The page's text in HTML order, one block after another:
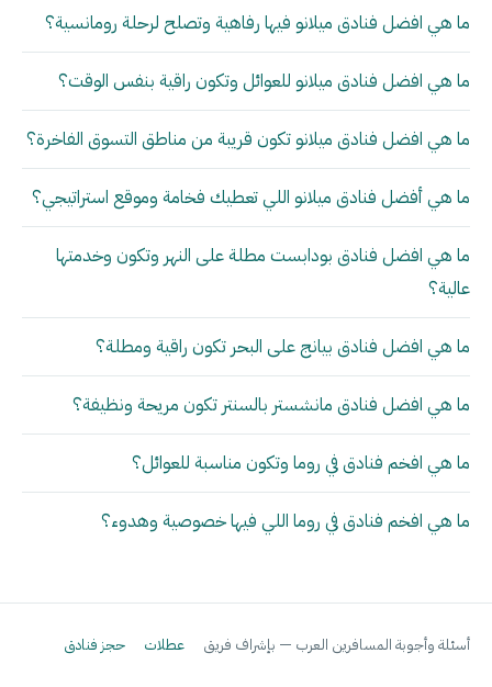
ما هي افضل فنادق ميلانو فيها رفاهية وتصلح لرحلة رومانسية؟
ما هي افضل فنادق ميلانو للعوائل وتكون راقية بنفس الوقت؟
ما هي افضل فنادق ميلانو تكون قريبة من مناطق التسوق الفاخرة؟
ما هي أفضل فنادق ميلانو اللي تعطيك فخامة وموقع استراتيجي؟
ما هي افضل فنادق بودابست مطلة على النهر وتكون وخدمتها
عالية؟
ما هي افضل فنادق بيانج على البحر تكون راقية ومطلة؟
ما هي افضل فنادق مانشستر بالسنتر تكون مريحة ونظيفة؟
ما هي افخم فنادق في روما وتكون مناسبة للعوائل؟
ما هي افخم فنادق في روما اللي فيها خصوصية وهدوء؟
أسئلة وأجوبة المسافرين العرب — بإشراف فريق عطلات حجز فنادق